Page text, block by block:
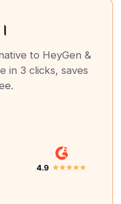
to HeyGen &
in 3 clicks, saves